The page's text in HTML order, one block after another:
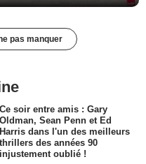
pas manquer
Ce soir entre amis : Gary
Oldman, Sean Penn et Ed
Harris dans l'un des meilleurs
thrillers des années 90
injustement oublié !